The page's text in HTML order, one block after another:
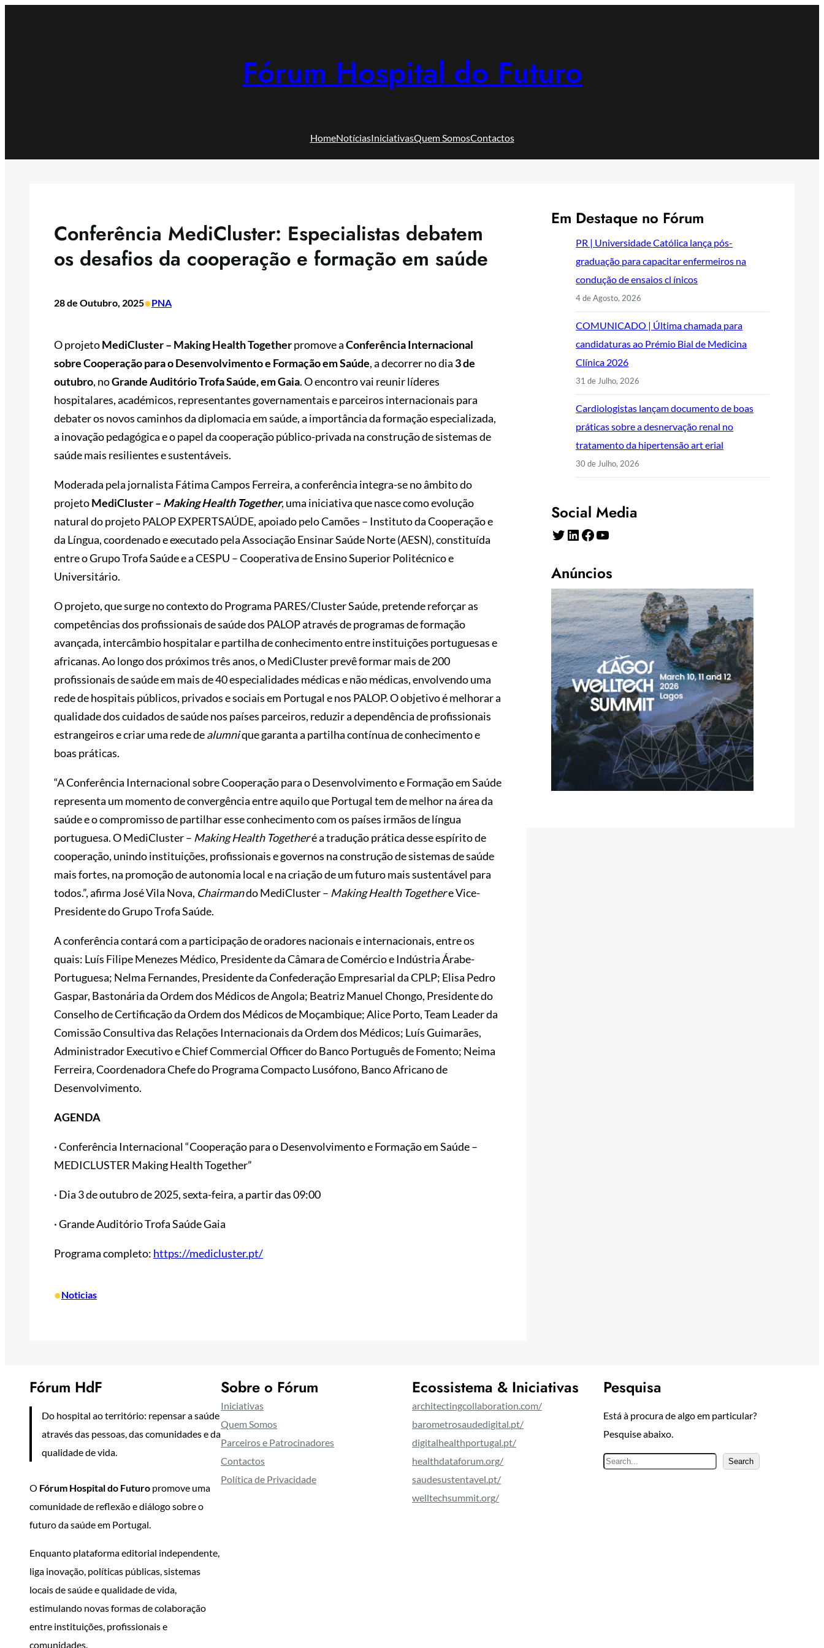
Fórum Hospital do Futuro
HomeNotíciasIniciativasQuem SomosContactos
Conferência MediCluster: Especialistas debatem
os desafios da cooperação e formação em saúde
28 de Outubro, 2025•PNA
O projetoMediCluster – Making Health Togetherpromove aConferência Internacional
sobre Cooperação para o Desenvolvimento e Formação em Saúde, a decorrer no dia 3 de
outubro, noGrande Auditório Trofa Saúde, em Gaia. O encontro vai reunir líderes
hospitalares, académicos, representantes governamentais e parceiros internacionais para
debater os novos caminhos da diplomacia em saúde, a importância da formação especializada,
a inovação pedagógica e o papel da cooperação público-privada na construção de sistemas de
saúde mais resilientes e sustentáveis.
Moderada pela jornalista Fátima Campos Ferreira, a conferência integra-se no âmbito do
projetoMediCluster – Making Health Together, uma iniciativa que nasce como evolução
natural do projeto PALOP EXPERTSAÚDE, apoiado pelo Camões – Instituto da Cooperação e
da Língua, coordenado e executado pela Associação Ensinar Saúde Norte (AESN), constituída
entre o Grupo Trofa Saúde e a CESPU – Cooperativa de Ensino Superior Politécnico e
Universitário.
O projeto, que surge no contexto do Programa PARES/Cluster Saúde, pretende reforçar as
competências dos profissionais de saúde dos PALOP através de programas de formação
avançada, intercâmbio hospitalar e partilha de conhecimento entre instituições portuguesas e
africanas. Ao longo dos próximos três anos, o MediCluster prevê formar mais de 200
profissionais de saúde em mais de 40 especialidades médicas e não médicas, envolvendo uma
rede de hospitais públicos, privados e sociais em Portugal e nos PALOP. O objetivo é melhorar a
qualidade dos cuidados de saúde nos países parceiros, reduzir a dependência de profissionais
estrangeiros e criar uma rede dealumnique garanta a partilha contínua de conhecimento e
boas práticas.
“A Conferência Internacional sobre Cooperação para o Desenvolvimento e Formação em Saúde
representa um momento de convergência entre aquilo que Portugal tem de melhor na área da
saúde e o compromisso de partilhar esse conhecimento com os países irmãos de língua
portuguesa. O MediCluster – Making Health Togetheré a tradução prática desse espírito de
cooperação, unindo instituições, profissionais e governos na construção de sistemas de saúde
mais fortes, na promoção de autonomia local e na criação de um futuro mais sustentável para
todos.”, afirma José Vila Nova, Chairmando MediCluster – Making Health Togethere Vice-
Presidente do Grupo Trofa Saúde.
A conferência contará com a participação de oradores nacionais e internacionais, entre os
quais: Luís Filipe Menezes Médico, Presidente da Câmara de Comércio e Indústria Árabe-
Portuguesa; Nelma Fernandes, Presidente da Confederação Empresarial da CPLP; Elisa Pedro
Gaspar, Bastonária da Ordem dos Médicos de Angola; Beatriz Manuel Chongo, Presidente do
Conselho de Certificação da Ordem dos Médicos de Moçambique; Alice Porto, Team Leader da
Comissão Consultiva das Relações Internacionais da Ordem dos Médicos; Luís Guimarães,
Administrador Executivo e Chief Commercial Officer do Banco Português de Fomento; Neima
Ferreira, Coordenadora Chefe do Programa Compacto Lusófono, Banco Africano de
Desenvolvimento.
AGENDA
· Conferência Internacional “Cooperação para o Desenvolvimento e Formação em Saúde –
MEDICLUSTER Making Health Together”
· Dia 3 de outubro de 2025, sexta-feira, a partir das 09:00
· Grande Auditório Trofa Saúde Gaia
Programa completo: https://medicluster.pt/
•Noticias
Em Destaque no Fórum
PR | Universidade Católica lança pós-
graduação para capacitar enfermeiros na
condução de ensaios cl ínicos
4 de Agosto, 2026
COMUNICADO | Última chamada para
candidaturas ao Prémio Bial de Medicina
Clínica 2026
31 de Julho, 2026
Cardiologistas lançam documento de boas
práticas sobre a desnervação renal no
tratamento da hipertensão art erial
30 de Julho, 2026
Social Media
Twitter LinkedIn Facebook YouTube
Anúncios
Fórum HdF
Do hospital ao território: repensar a saúde
através das pessoas, das comunidades e da
qualidade de vida.
O Fórum Hospital do Futuro promove uma
comunidade de reflexão e diálogo sobre o
futuro da saúde em Portugal.
Enquanto plataforma editorial independente,
liga inovação, políticas públicas, sistemas
locais de saúde e qualidade de vida,
estimulando novas formas de colaboração
entre instituições, profissionais e
comunidades.
Sobre o Fórum
Iniciativas
Quem Somos
Parceiros e Patrocinadores
Contactos
Política de Privacidade
Ecossistema & Iniciativas
architectingcollaboration.com/
barometrosaudedigital.pt/
digitalhealthportugal.pt/
healthdataforum.org/
saudesustentavel.pt/
welltechsummit.org/
Pesquisa
Está à procura de algo em particular?
Pesquise abaixo.
P
Search